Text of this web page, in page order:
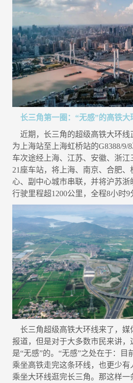
长三角第一圈：“无感”的高铁大
近期，长三角的超级高铁大环线
为上海站至上海虹桥站的G8388/9/
车次途经上海、江苏、安徽、浙江
21座车站，将上海、南京、合肥、
心、副中心城市串联，并将沪苏浙
行驶里程超1200公里，全程8小时9
长三角超级高铁大环线来了，媒
报道，但是对于大多数市民来讲，
是“无感”的。“无感”之处在于：目
乘坐高铁走完这条环线，也更少有
乘坐大环线逛完长三角。那这样一